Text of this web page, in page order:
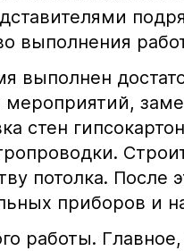
выполнения
выполнен
мероприятий,
стен
потолка. После
приборов и
работы.